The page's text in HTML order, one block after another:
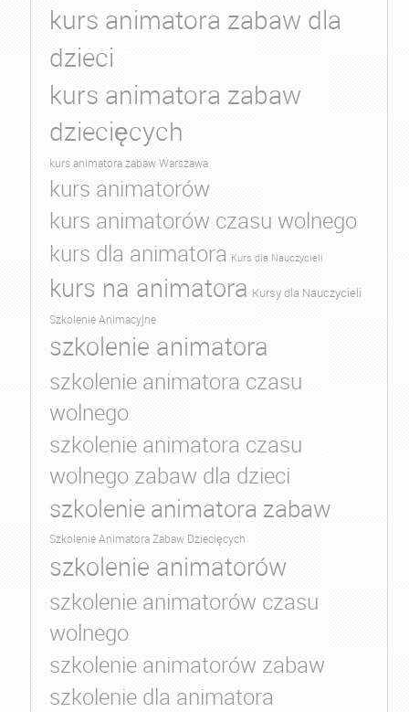
kurs animatora zabaw dla
dzieci
kurs animatora zabaw
dziecięcych
kurs animatora zabaw Warszawa
kurs animatorów
kurs animatorów czasu wolnego
kurs dla animatora Kurs dla Nauczycieli
kurs na animatora Kursy dla Nauczycieli
Szkolenie Animacyjne
szkolenie animatora
szkolenie animatora czasu
wolnego
szkolenie animatora czasu
wolnego zabaw dla dzieci
szkolenie animatora zabaw
Szkolenie Animatora Zabaw Dziecięcych
szkolenie animatorów
szkolenie animatorów czasu
wolnego
szkolenie animatorów zabaw
szkolenie dla animatora